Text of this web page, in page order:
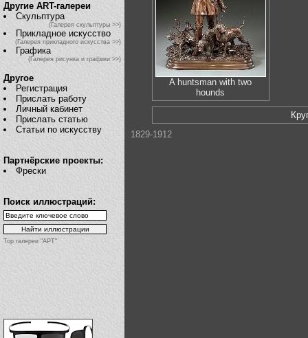
Другие ART-галереи
Скульптура
(Галерея скульптуры >>)
Прикладное искусство
(Галерея прикладного искусства >>)
Графика
(Галерея рисунка и графики >>)
Другое
Регистрация
Прислать работу
Личный кабинет
Прислать статью
Статьи по искусству
Партнёрские проекты:
Фрески
Поиск иллюстраций:
Top галереи "АРТ"
A huntsman with two
hounds
1829-1912